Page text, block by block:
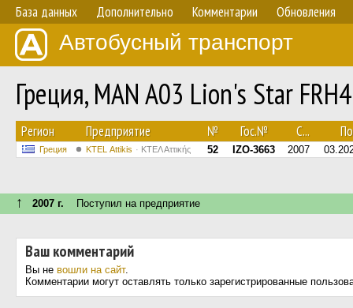
База данных Дополнительно Комментарии Обновления
Автобусный транспорт
Греция, MAN A03 Lion's Star
Регион Предприятие № Гос.№ С...
Греция KΤΕL Αttikis ΚΤΕΛ Αττικής 52 IZO-3663 2007
↑ 2007 г. Поступил на предприятие
Ваш комментарий
Вы не вошли на сайт.
Комментарии могут оставлять только зарегистрированные